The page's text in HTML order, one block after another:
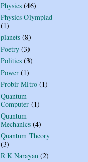
Physics (46)
Physics Olympiad
(1)
planets (8)
Poetry (3)
Politics (3)
Power (1)
Probir Mitro (1)
Quantum
Computer (1)
Quantum
Mechanics (4)
Quantum Theory
(3)
R K Narayan (2)